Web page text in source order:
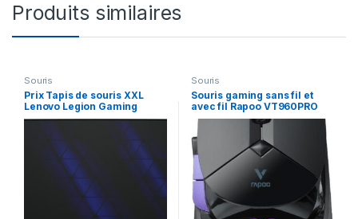
Produits similaires
Souris
Prix Tapis de souris XXL
Lenovo Legion Gaming
Control (GXH1C97869) – –
Souris
Souris gaming sans fil et
avec fil Rapoo VT960PRO